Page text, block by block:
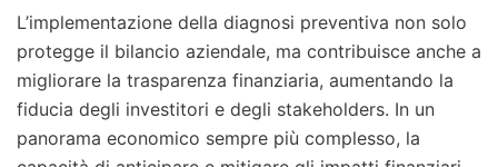
L’implementazione della diagnosi preventiva non solo
protegge il bilancio aziendale, ma contribuisce anche a
migliorare la trasparenza finanziaria, aumentando la
fiducia degli investitori e degli stakeholders. In un
panorama economico sempre più complesso, la